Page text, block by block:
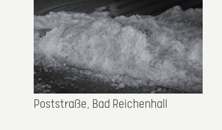
Poststraße, Bad Reichenhall